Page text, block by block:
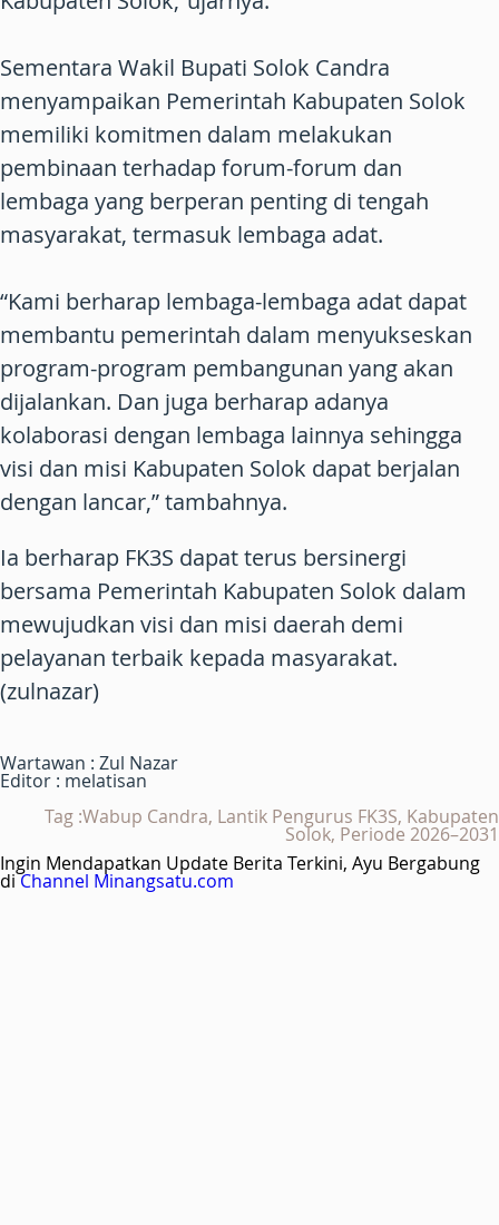
Sementara Wakil Bupati Solok Candra
menyampaikan Pemerintah Kabupaten Solok
memiliki komitmen dalam melakukan
pembinaan terhadap forum-forum dan
lembaga yang berperan penting di tengah
masyarakat, termasuk lembaga adat.
“Kami berharap lembaga-lembaga adat dapat
membantu pemerintah dalam menyukseskan
program-program pembangunan yang akan
dijalankan. Dan juga berharap adanya
kolaborasi dengan lembaga lainnya sehingga
visi dan misi Kabupaten Solok dapat berjalan
dengan lancar,” tambahnya.
Ia berharap FK3S dapat terus bersinergi
bersama Pemerintah Kabupaten Solok dalam
mewujudkan visi dan misi daerah demi
pelayanan terbaik kepada masyarakat.
(zulnazar)
Wartawan : Zul Nazar
Editor : melatisan
Tag :Wabup Candra, Lantik Pengurus FK3S, Kabupaten
Solok, Periode 2026–2031
Ingin Mendapatkan Update Berita Terkini, Ayu Bergabung
diChannel Minangsatu.com